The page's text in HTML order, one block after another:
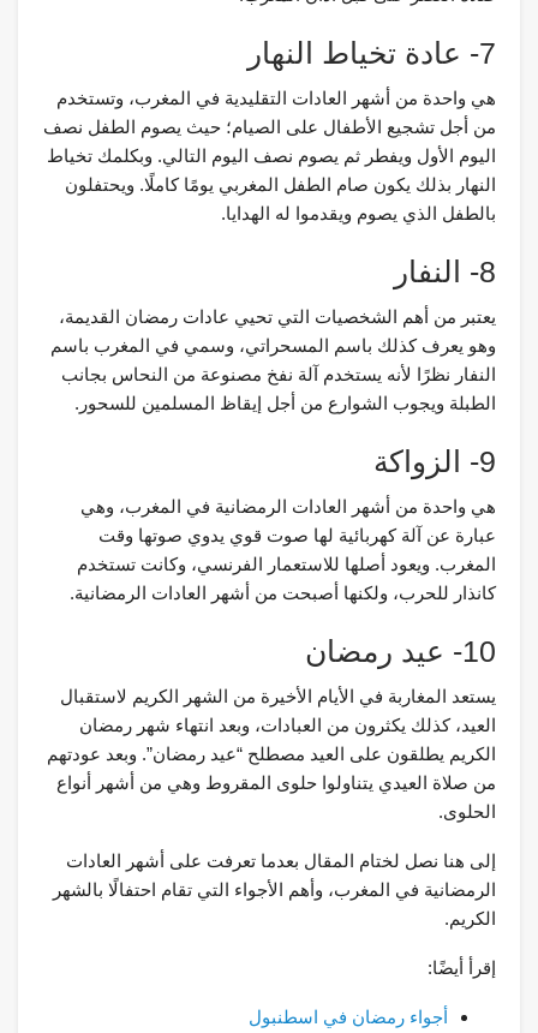
7- عادة تخياط النهار
هي واحدة من أشهر العادات التقليدية في المغرب، وتستخدم
من أجل تشجيع الأطفال على الصيام؛ حيث يصوم الطفل نصف
اليوم الأول ويفطر ثم يصوم نصف اليوم التالي. وبكلمك تخياط
النهار بذلك يكون صام الطفل المغربي يومًا كاملًا. ويحتفلون
بالطفل الذي يصوم ويقدموا له الهدايا.
8- النفار
يعتبر من أهم الشخصيات التي تحيي عادات رمضان القديمة،
وهو يعرف كذلك باسم المسحراتي، وسمي في المغرب باسم
النفار نظرًا لأنه يستخدم آلة نفخ مصنوعة من النحاس بجانب
الطبلة ويجوب الشوارع من أجل إيقاظ المسلمين للسحور.
9- الزواكة
هي واحدة من أشهر العادات الرمضانية في المغرب، وهي
عبارة عن آلة كهربائية لها صوت قوي يدوي صوتها وقت
المغرب. ويعود أصلها للاستعمار الفرنسي، وكانت تستخدم
كانذار للحرب، ولكنها أصبحت من أشهر العادات الرمضانية.
10- عيد رمضان
يستعد المغاربة في الأيام الأخيرة من الشهر الكريم لاستقبال
العيد، كذلك يكثرون من العبادات، وبعد انتهاء شهر رمضان
الكريم يطلقون على العيد مصطلح “عيد رمضان”. وبعد عودتهم
من صلاة العيدي يتناولوا حلوى المقروط وهي من أشهر أنواع
الحلوى.
إلى هنا نصل لختام المقال بعدما تعرفت على أشهر العادات
الرمضانية في المغرب، وأهم الأجواء التي تقام احتفالًا بالشهر
الكريم.
إقرأ أيضًا:
أجواء رمضان في اسطنبول